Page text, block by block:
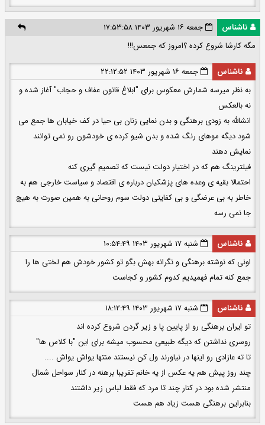
ناشناس
جمعه ۱۶ شهریور ۱۴۰۳ ۱۷:۵۳:۵۸
مگه کارشا شروع کرده ؟امروز که جمعس!!!
ناشناس
جمعه ۱۶ شهریور ۱۴۰۳ ۲۲:۱۲:۵۲
به نظر میرسه شمارش معکوس برای "ابلاغ قانون عفاف و حجاب" آغاز شده و
نه بالعکس
انشالله به زودی برهنگی و بدن نمایی زنان بی حیا در کف خیابان ها جمع می
شود دیگه موهای رنگ شده و بدن شیو کرده ی خودشون رو نمی توانند
نمایش دهند
فیلترینگ هم که در اختیار دولت نیست که تصمیم گیری کنه
احتمالا بقیه ی وعده های پزشکیان درباره ی اقتصاد و سیاست خارجی هم به
خاطر به بی عرضگی و بی کفایتی دولت سوم روحانی به همین صورت به هیچ
جا نمی رسه
ناشناس
شنبه ۱۷ شهریور ۱۴۰۳ ۱۰:۵۴:۴۹
اونی که نوشته برهنگی و نگرانه بهش بگو تو کشور خودش هم لختی ها را
جمع کنه تمام فهمیدیم کدوم کشور و کجاست
ناشناس
شنبه ۱۷ شهریور ۱۴۰۳ ۱۸:۱۲:۴۹
تو ایران برهنگی رو از پایین پا و زیر گردن شروع کرده اند
روسری نداشتن که دیگه طبیعی محسوب میشه برای این "با کلاس ها"
تا ته عازادی رو اینها در نیاورند ول کن نیستند منتها یواش یواش ....
چند روز پیش هم یه عکس از یه خانم تقریبا برهنه در کنار سواحل شمال
منتشر شده بود در کنار چند تا مرد که فقط لباس زیر داشتند
بنابراین برهنگی هست زیاد هم هست